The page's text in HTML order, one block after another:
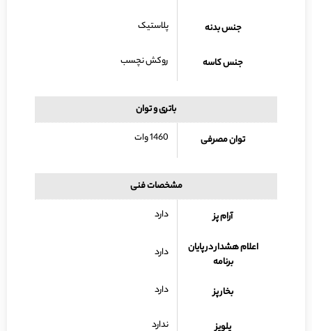
جنس بدنه پلاستیک
جنس کاسه روکش نچسب
باتری و توان
توان مصرفی 1460 وات
مشخصات فنی
آرام پز دارد
اعلام هشدار در پایان
برنامه
دارد
بخار پز دارد
پلوپز ندارد